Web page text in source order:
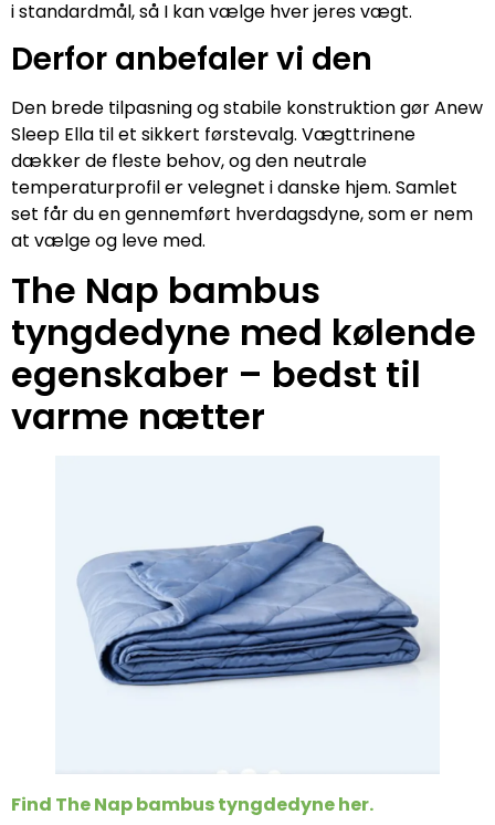
i standardmål, så I kan vælge hver jeres vægt.
Derfor anbefaler vi den
Den brede tilpasning og stabile konstruktion gør Anew
Sleep Ella til et sikkert førstevalg. Vægttrinene
dækker de fleste behov, og den neutrale
temperaturprofil er velegnet i danske hjem. Samlet
set får du en gennemført hverdagsdyne, som er nem
at vælge og leve med.
The Nap bambus
tyngdedyne med kølende
egenskaber – bedst til
varme nætter
Find The Nap bambus tyngdedyne her.